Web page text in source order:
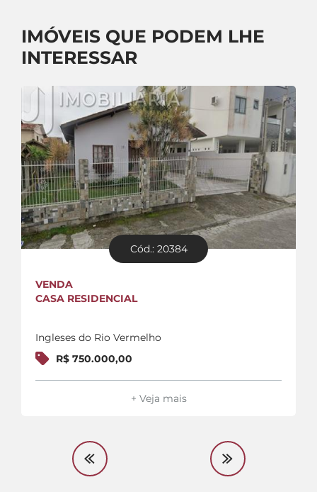
IMÓVEIS QUE PODEM LHE
INTERESSAR
Cód.: 20384
VENDA
CASA RESIDENCIAL
Ingleses do Rio Vermelho
R$ 750.000,00
+ Veja mais